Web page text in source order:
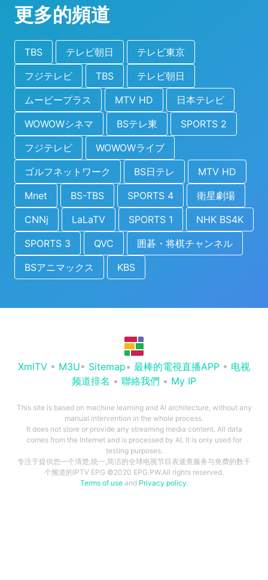
更多的頻道
TBS テレビ朝日
テレビ東京
フジテレビ
TBS
テレビ朝日
ムービープラス
MTV HD
日本テレビ
WOWOWシネマ
BSテレ東
SPORTS 2
フジテレビ
WOWOWライブ
ゴルフネットワーク
BS日テレ
MTV HD
Mnet
BS-TBS SPORTS 4
衛星劇場
CNNj
LaLaTV SPORTS 1
NHK BS4K
SPORTS 3
QVC
囲碁・将棋チャンネル
BSアニマックス
KBS
XmlTV • M3U• Sitemap• 最棒的電視直播APP • 电视
频道排名 • 聯絡我們 • My IP
This site is based on machine learning and AI architecture, without any
manual intervention in the whole process.
It does not store or provide any streaming media content. All data
comes from the Internet and is processed by AI. It is only used for
testing purposes.
专注于提供您一个清楚,统一,简洁的全球电视节目表速查服务与免费的数千
个频道的IPTV EPG ©2020 EPG.PW.All rights reserved.
Terms of useand Privacy policy.